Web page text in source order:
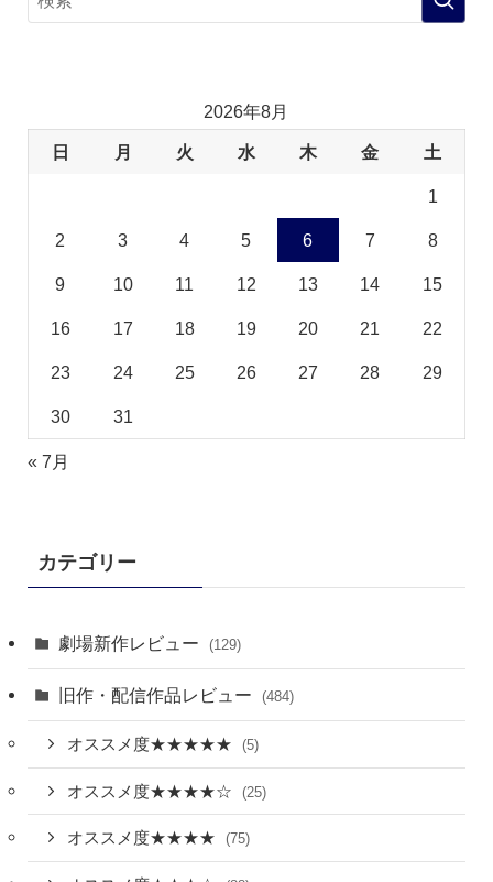
2026年8月
日 月 火 水 木 金 土
1
2 3 4 5 6 7 8
9 10 11 12 13 14 15
16 17 18 19 20 21 22
23 24 25 26 27 28 29
30 31
« 7月
カテゴリー
劇場新作レビュー (129)
旧作・配信作品レビュー (484)
オススメ度★★★★★ (5)
オススメ度★★★★☆ (25)
オススメ度★★★★ (75)